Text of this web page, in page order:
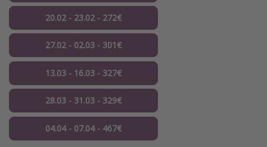
20.02 - 23.02 - 272€
27.02 - 02.03 - 301€
13.03 - 16.03 - 327€
28.03 - 31.03 - 329€
04.04 - 07.04 - 467€